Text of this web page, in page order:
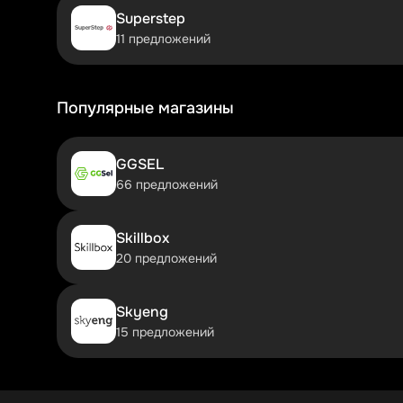
купоны, вы можете значительно сэкономить, не
максимальной выгодой. Ведь настоящая роскошь
Superstep
11 предложений
Популярные магазины
GGSEL
66 предложений
Skillbox
20 предложений
Skyeng
15 предложений